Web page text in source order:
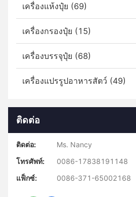
เครื่องแห้งปุ๋ย (69)
เครื่องกรองปุ๋ย (15)
เครื่องบรรจุปุ๋ย (68)
เครื่องแปรรูปอาหารสัตว์ (49)
ติดต่อ
ติดต่อ:
Ms. Nancy
โทรศัพท์:
0086-17838191148
แฟ็กซ์:
0086-371-65002168